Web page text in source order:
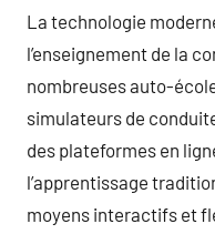
La technologie
l’enseignement de la
nombreuses auto-
simulateurs de
des plateformes en
l’apprentissage
moyens interactifs et